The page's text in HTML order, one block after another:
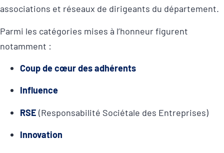
associations et réseaux de dirigeants du département.
Parmi les catégories mises à l’honneur figurent
notamment :
Coup de cœur des adhérents
Influence
RSE (Responsabilité Sociétale des Entreprises)
Innovation